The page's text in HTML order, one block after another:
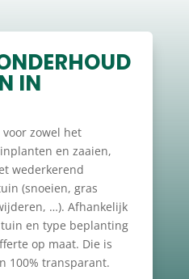
IN
voor zowel het
en zaaien,
wederkerend
(snoeien, gras
…). Afhankelijk
en type beplanting
op maat. Die is
100% transparant.